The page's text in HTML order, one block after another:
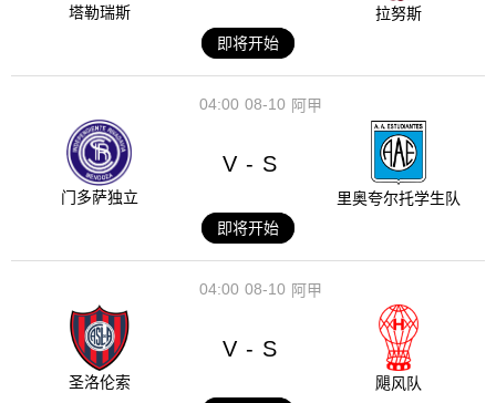
塔勒瑞斯
拉努斯
即将开始
08-10
04:00 阿甲
门多萨独立
V - S
里奥夸尔托学生队
即将开始
08-10
04:00 阿甲
圣洛伦索
V - S
飓风队